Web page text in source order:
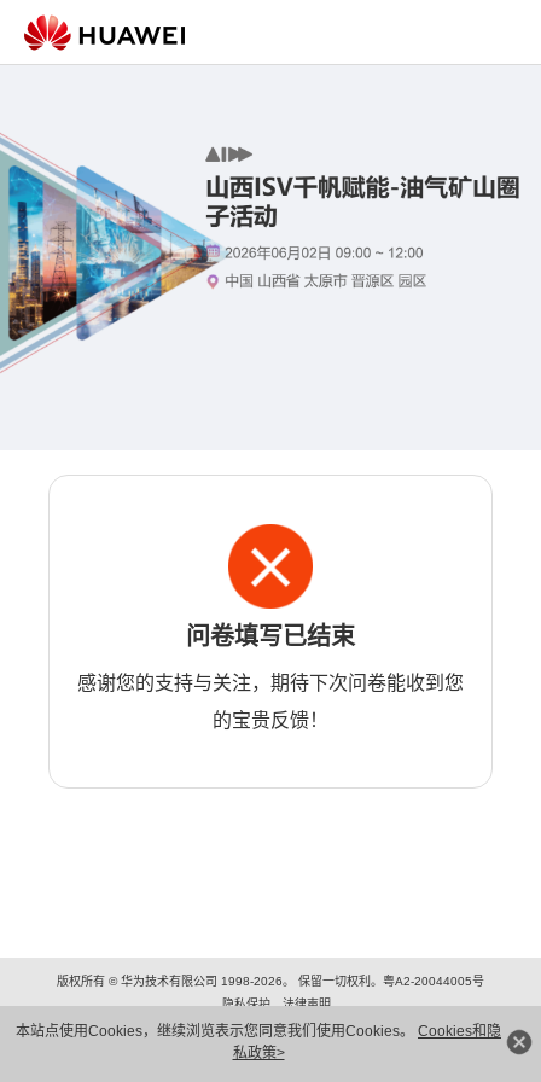
本站点使用Cookies，继续浏览表示您同意我们使用Cookies。 Cookies和隐
私政策>
问卷填写已结束
感谢您的支持与关注，期待下次问卷能收到您
的宝贵反馈！
版权所有 © 华为技术有限公司 1998-2026。 保留一切权利。粤A2-20044005号
隐私保护
法律声明